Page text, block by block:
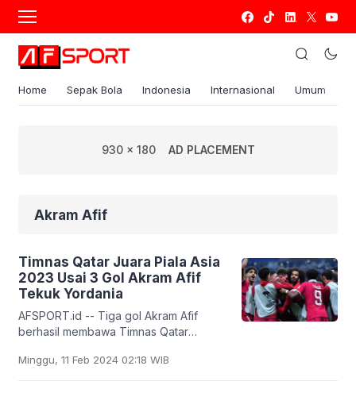
Home Sepak Bola Indonesia Internasional Umum
930 x 180 AD PLACEMENT
Akram Afif
Timnas Qatar Juara Piala Asia
2023 Usai 3 Gol Akram Afif
Tekuk Yordania
AFSPORT.id -- Tiga gol Akram Afif
berhasil membawa Timnas Qatar
mengalahkan Yordania 3-1 di Lusail
Stadium pada Sabtu (10/2)
Minggu, 11 Feb 2024 02:18 WIB